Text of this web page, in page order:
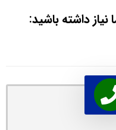
داشته باشید: